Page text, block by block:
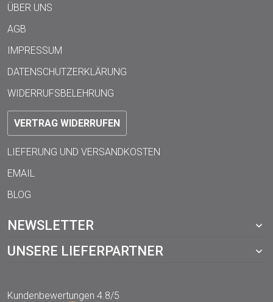
ÜBER UNS
AGB
IMPRESSUM
DATENSCHUTZERKLÄRUNG
WIDERRUFSBELEHRUNG
VERTRAG WIDERRUFEN
LIEFERUNG UND VERSANDKOSTEN
EMAIL
BLOG
NEWSLETTER
UNSERE LIEFERPARTNER
Kundenbewertungen 4.8/5